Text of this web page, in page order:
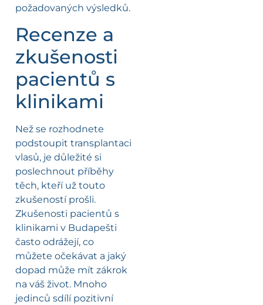
požadovaných výsledků.
Recenze a
zkušenosti
pacientů s
klinikami
Než se rozhodnete
podstoupit transplantaci
vlasů, je důležité si
poslechnout příběhy
těch, kteří už touto
zkušeností prošli.
Zkušenosti pacientů s
klinikami v Budapešti
často odrážejí, co
můžete očekávat a jaký
dopad může mít zákrok
na váš život. Mnoho
jedinců sdílí pozitivní